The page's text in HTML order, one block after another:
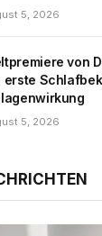
5, 2026
von
erste
5, 2026